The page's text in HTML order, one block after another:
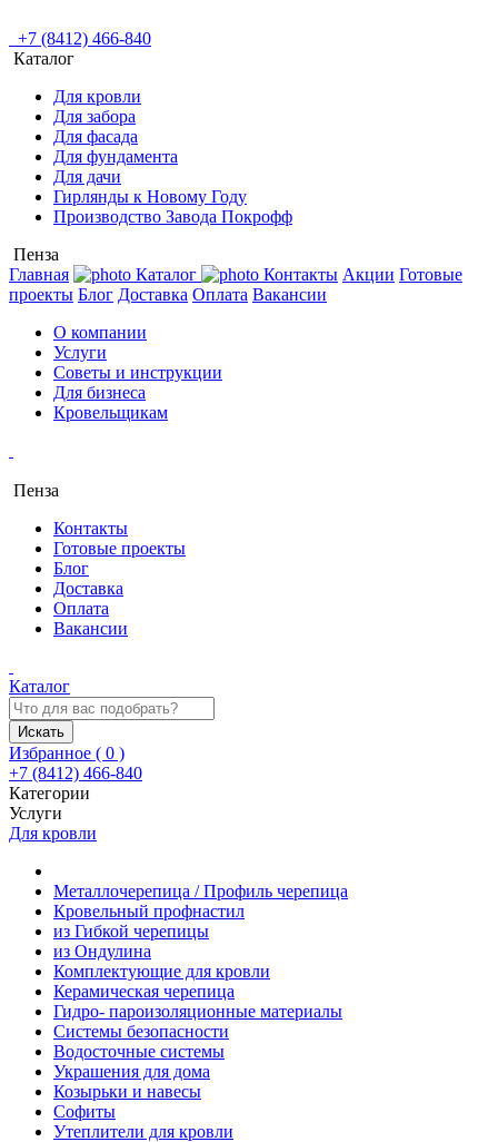
+7 (8412) 466-840
Каталог
Для кровли
Для забора
Для фасада
Для фундамента
Для дачи
Гирлянды к Новому Году
Производство Завода Покрофф
Пенза
Главная
Каталог Контакты Акции Готовые
проекты Блог Доставка Оплата Вакансии
О компании
Услуги
Советы и инструкции
Для бизнеса
Кровельщикам
Пенза
Контакты
Готовые проекты
Блог
Доставка
Оплата
Вакансии
Каталог
Искать
Избранное ( 0 )
+7 (8412) 466-840
Категории
Услуги
Для кровли
Металлочерепица / Профиль черепица
Кровельный профнастил
из Гибкой черепицы
из Ондулина
Комплектующие для кровли
Керамическая черепица
Гидро- пароизоляционные материалы
Системы безопасности
Водосточные системы
Украшения для дома
Козырьки и навесы
Софиты
Утеплители для кровли